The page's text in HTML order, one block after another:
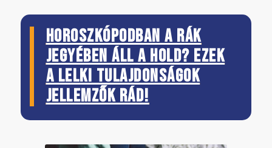
Horoszkópodban a Rák
jegyében áll a Hold? Ezek
a lelki tulajdonságok
jellemzők rád!